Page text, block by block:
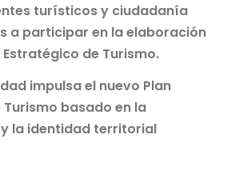
turísticos y ciudadanía
a participar en la elaboración
Estratégico de Turismo.
impulsa el nuevo Plan
basado en la
la identidad territorial